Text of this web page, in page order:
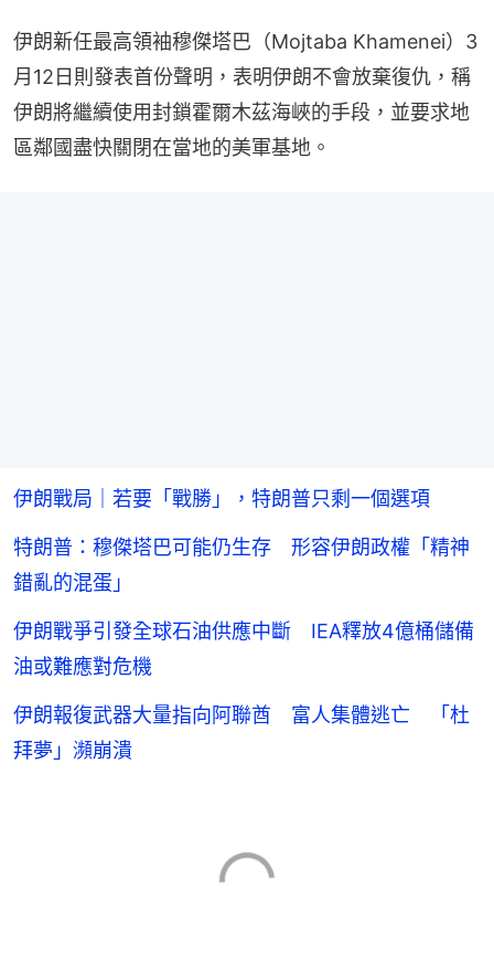
伊朗新任最高領袖穆傑塔巴（Mojtaba Khamenei）3
月12日則發表首份聲明，表明伊朗不會放棄復仇，稱
伊朗將繼續使用封鎖霍爾木茲海峽的手段，並要求地
區鄰國盡快關閉在當地的美軍基地。
伊朗戰局｜若要「戰勝」，特朗普只剩一個選項
特朗普：穆傑塔巴可能仍生存 形容伊朗政權「精神
錯亂的混蛋」
伊朗戰爭引發全球石油供應中斷 IEA釋放4億桶儲備
油或難應對危機
伊朗報復武器大量指向阿聯酋 富人集體逃亡 「杜
拜夢」瀕崩潰